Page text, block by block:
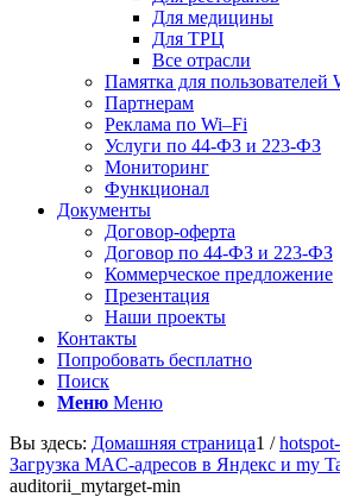
Для медицины
Для ТРЦ
Все отрасли
Памятка для пользователей
Партнерам
Реклама по Wi–Fi
Услуги по 44-ФЗ и 223-ФЗ
Мониторинг
Функционал
Документы
Договор-оферта
Договор по 44-ФЗ и 223-ФЗ
Коммерческое предложение
Презентация
Наши проекты
Контакты
Попробовать бесплатно
Поиск
Меню Меню
Вы здесь: Домашняя страница1 /
Загрузка MAC-адресов в Яндекс и my
auditorii_mytarget-min